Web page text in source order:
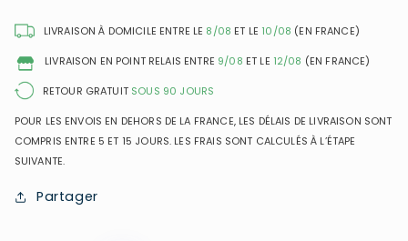
de
pour
femme
de
pour
femme
LIVRAISON À DOMICILE ENTRE LE 8/08 ET LE 10/08 (EN FRANCE)
LIVRAISON EN POINT RELAIS ENTRE 9/08 ET LE 12/08 (EN FRANCE)
RETOUR GRATUIT SOUS 90 JOURS
POUR LES ENVOIS EN DEHORS DE LA FRANCE, LES DÉLAIS DE LIVRAISON SONT
COMPRIS ENTRE 5 ET 15 JOURS. LES FRAIS SONT CALCULÉS À L’ÉTAPE
SUIVANTE.
Partager